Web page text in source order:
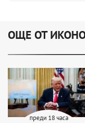
ОЩЕ ОТ
преди 18 часа